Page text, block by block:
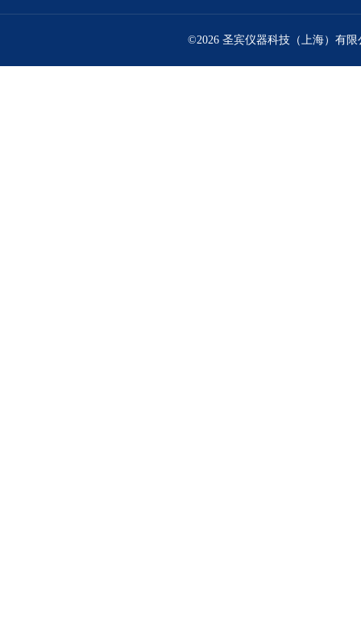
©2026 圣宾仪器科技（上海）有